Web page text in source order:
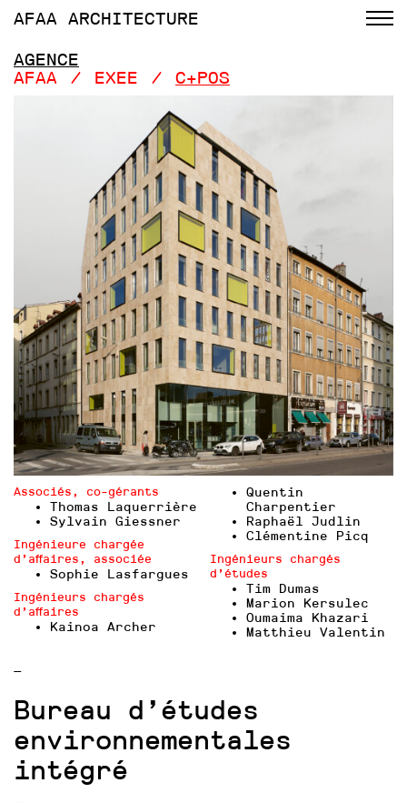
AFAA ARCHITECTURE
AGENCE
AFAA
/ EXEE / C+POS
Associés, co-gérants
Thomas Laquerrière
Sylvain Giessner
Ingénieure chargée
d’affaires, associée
Sophie Lasfargues
Ingénieurs chargés
d’affaires
Kainoa Archer
Quentin
Charpentier
Raphaël Judlin
Clémentine Picq
Ingénieurs chargés
d’études
Tim Dumas
Marion Kersulec
Oumaima Khazari
Matthieu Valentin
—
Bureau d’études
environnementales
intégré